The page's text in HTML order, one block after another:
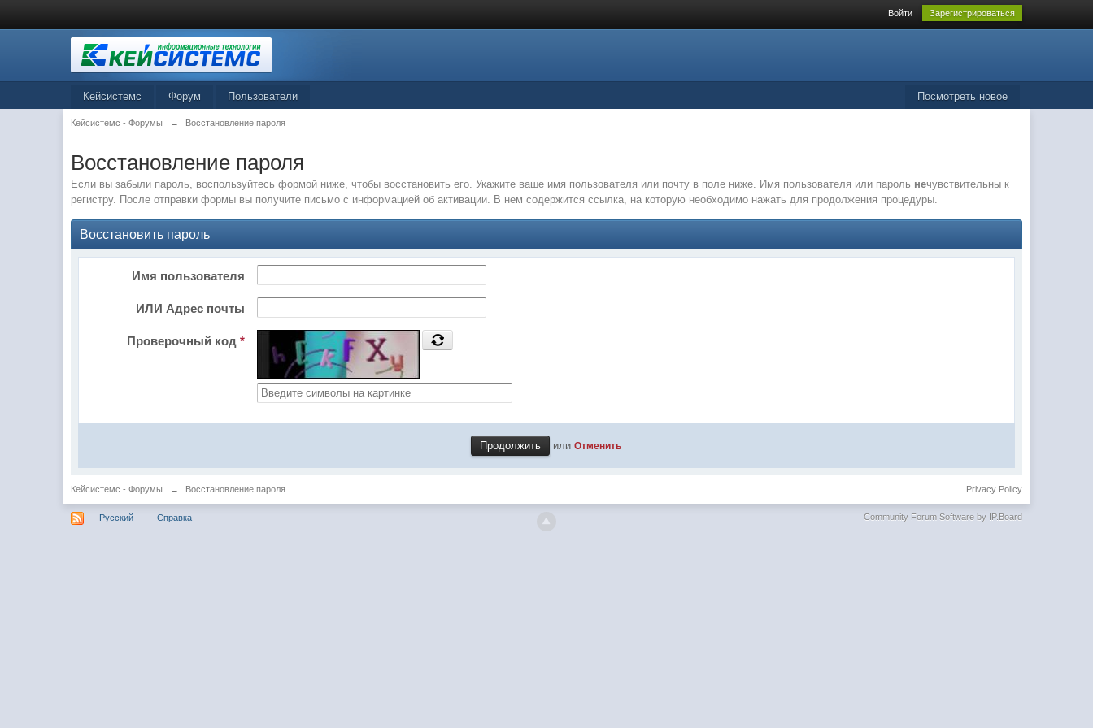
Войти Зарегистрироваться
Посмотреть новое
Кейсистемс Форум Пользователи
Кейсистемс - Форумы → Восстановление пароля
Восстановление пароля
Если вы забыли пароль, воспользуйтесь формой ниже, чтобы восстановить его. Укажите ваше имя пользователя или почту в поле ниже. Имя пользователя или пароль нечувствительны к
регистру. После отправки формы вы получите письмо с информацией об активации. В нем содержится ссылка, на которую необходимо нажать для продолжения процедуры.
Восстановить пароль
Имя пользователя
ИЛИ Адрес почты
Проверочный код*
илиОтменить
Кейсистемс - Форумы → Восстановление пароля Privacy Policy
Русский Справка Community Forum Software by IP.Board